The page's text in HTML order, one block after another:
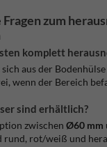
zum
komplett
aus der
wenn der Bereich
sind erhältlich?
zwischen Ø60 mm
rund, rot/weiß und